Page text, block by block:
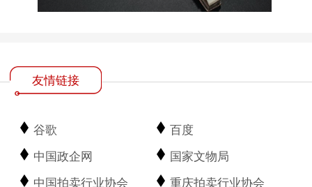
友情链接
谷歌
百度
中国政企网
国家文物局
中国拍卖行业协会
重庆拍卖行业协会